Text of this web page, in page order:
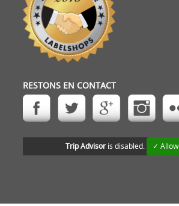
RESTONS EN CONTACT
Trip Advisoris disabled. ✓ Allow